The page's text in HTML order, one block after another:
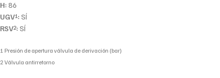
H: 86
UGV1: SÍ
RSV2: SÍ
1 Presión de apertura válvula de derivación (bar)
2 Válvula antirretorno